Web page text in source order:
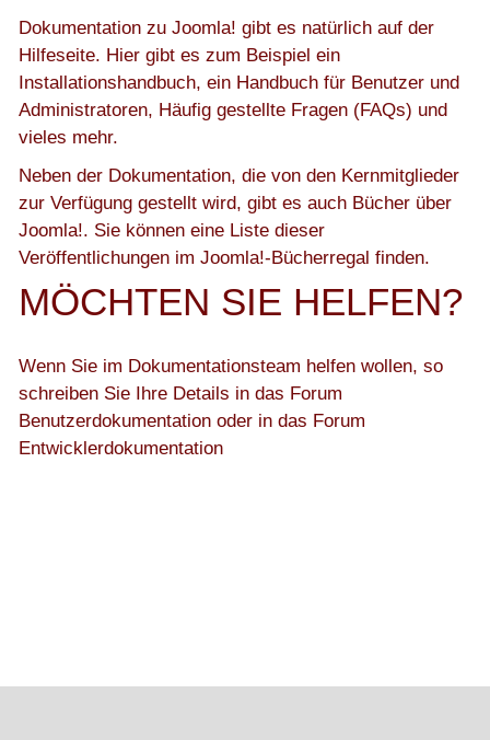
Dokumentation zu Joomla! gibt es natürlich auf der
Hilfeseite. Hier gibt es zum Beispiel ein
Installationshandbuch, ein Handbuch für Benutzer und
Administratoren, Häufig gestellte Fragen (FAQs) und
vieles mehr.
Neben der Dokumentation, die von den Kernmitglieder
zur Verfügung gestellt wird, gibt es auch Bücher über
Joomla!. Sie können eine Liste dieser
Veröffentlichungen im Joomla!-Bücherregal finden.
MÖCHTEN SIE HELFEN?
Wenn Sie im Dokumentationsteam helfen wollen, so
schreiben Sie Ihre Details in das Forum
Benutzerdokumentationoder in das Forum
Entwicklerdokumentation